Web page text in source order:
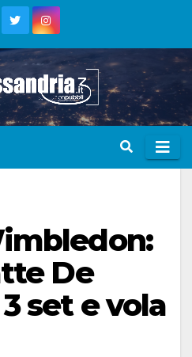
De
set e vola